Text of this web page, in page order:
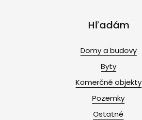
Hľadám
Domy a budovy
Byty
Komerčné objekty
Pozemky
Ostatné